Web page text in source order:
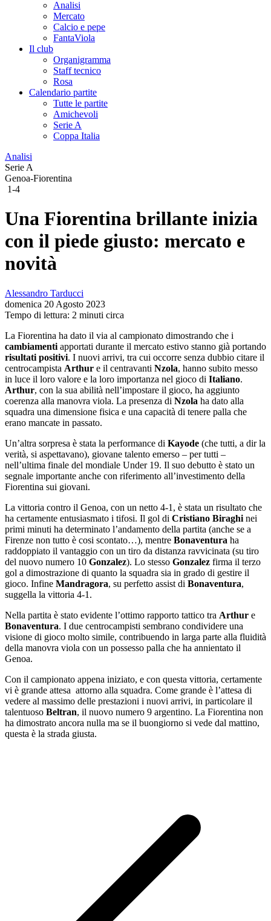
Analisi
Mercato
Calcio e pepe
FantaViola
Il club
Organigramma
Staff tecnico
Rosa
Calendario partite
Tutte le partite
Amichevoli
Serie A
Coppa Italia
Analisi
Serie A
Genoa-Fiorentina
1-4
Una Fiorentina brillante inizia
con il piede giusto: mercato e
novità
Alessandro Tarducci
domenica 20 Agosto 2023
Tempo di lettura: 2 minuti circa
La Fiorentina ha dato il via al campionato dimostrando che i
cambiamenti apportati durante il mercato estivo stanno già portando
risultati positivi. I nuovi arrivi, tra cui occorre senza dubbio citare il
centrocampista Arthur e il centravanti Nzola, hanno subito messo
in luce il loro valore e la loro importanza nel gioco di Italiano.
Arthur, con la sua abilità nell’impostare il gioco, ha aggiunto
coerenza alla manovra viola. La presenza di Nzola ha dato alla
squadra una dimensione fisica e una capacità di tenere palla che
erano mancate in passato.
Un’altra sorpresa è stata la performance di Kayode (che tutti, a dir la
verità, si aspettavano), giovane talento emerso – per tutti –
nell’ultima finale del mondiale Under 19. Il suo debutto è stato un
segnale importante anche con riferimento all’investimento della
Fiorentina sui giovani.
La vittoria contro il Genoa, con un netto 4-1, è stata un risultato che
ha certamente entusiasmato i tifosi. Il gol di Cristiano Biraghi nei
primi minuti ha determinato l’andamento della partita (anche se a
Firenze non tutto è cosi scontato…), mentre Bonaventura ha
raddoppiato il vantaggio con un tiro da distanza ravvicinata (su tiro
del nuovo numero 10 Gonzalez). Lo stesso Gonzalez firma il terzo
gol a dimostrazione di quanto la squadra sia in grado di gestire il
gioco. Infine Mandragora, su perfetto assist di Bonaventura,
suggella la vittoria 4-1.
Nella partita è stato evidente l’ottimo rapporto tattico tra Arthur e
Bonaventura. I due centrocampisti sembrano condividere una
visione di gioco molto simile, contribuendo in larga parte alla fluidità
della manovra viola con un possesso palla che ha annientato il
Genoa.
Con il campionato appena iniziato, e con questa vittoria, certamente
vi è grande attesa attorno alla squadra. Come grande è l’attesa di
vedere al massimo delle prestazioni i nuovi arrivi, in particolare il
talentuoso Beltran, il nuovo numero 9 argentino. La Fiorentina non
ha dimostrato ancora nulla ma se il buongiorno si vede dal mattino,
questa è la strada giusta.